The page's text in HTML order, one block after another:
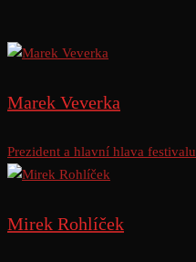
Marek Veverka
Prezident a hlavní hlava festivalu
Mirek Rohlíček